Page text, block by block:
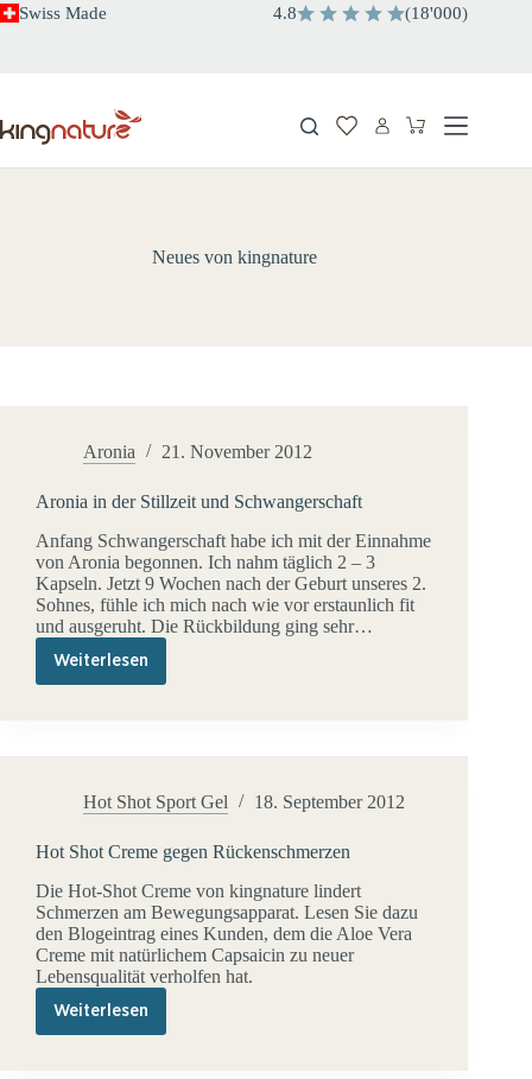
ZumSwiss Made 4.8 (18'000)
Warenkorb
Neues von kingnature
Aronia 21. November 2012
Aronia in der Stillzeit und Schwangerschaft
Anfang Schwangerschaft habe ich mit der Einnahme
von Aronia begonnen. Ich nahm täglich 2 – 3
Kapseln. Jetzt 9 Wochen nach der Geburt unseres 2.
Sohnes, fühle ich mich nach wie vor erstaunlich fit
und ausgeruht. Die Rückbildung ging sehr…
Weiterlesen
Aronia
in
Hot Shot Sport Gel 18. September 2012
Hot Shot Creme gegen Rückenschmerzen
Die Hot-Shot Creme von kingnature lindert
Schmerzen am Bewegungsapparat. Lesen Sie dazu
den Blogeintrag eines Kunden, dem die Aloe Vera
Creme mit natürlichem Capsaicin zu neuer
Lebensqualität verholfen hat.
Weiterlesen
Hot
Shot